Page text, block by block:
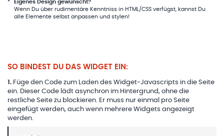
*
Eigenes Design gewünscht?
Wenn Du über rudimentäre Kenntniss in HTML/CSS verfügst, kannst Du
alle Elemente selbst anpassen und stylen!
SO BINDEST DU DAS WIDGET EIN:
1 . Füge den Code zum Laden des Widget-Javascripts in die Seite
ein. Dieser Code lädt asynchron im Hintergrund, ohne die
restliche Seite zu blockieren. Er muss nur einmal pro Seite
eingefügt werden, auch wenn mehrere Widgets angezeigt
werden.